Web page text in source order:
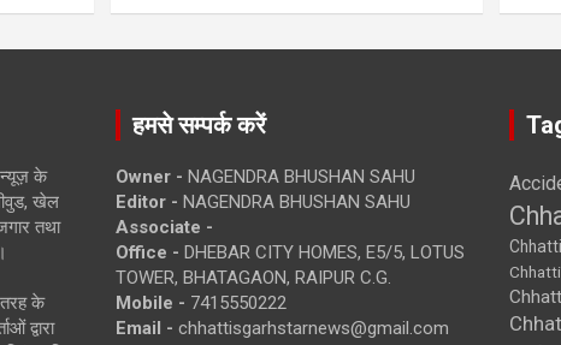
न्यूज़ के
खेल
तथा
के
द्वारा
हमसे सम्पर्क करें
Owner - NAGENDRA BHUSHAN SAHU
Editor - NAGENDRA BHUSHAN SAHU
Associate -
Office - DHEBAR CITY HOMES, E5/5, LOTUS
TOWER, BHATAGAON, RAIPUR C.G.
Mobile - 7415550222
Email - chhattisgarhstarnews@gmail.com